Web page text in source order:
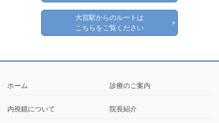
大宮駅からのルートは
こちらをご覧ください
ホーム 診療のご案内
内視鏡について 院長紹介